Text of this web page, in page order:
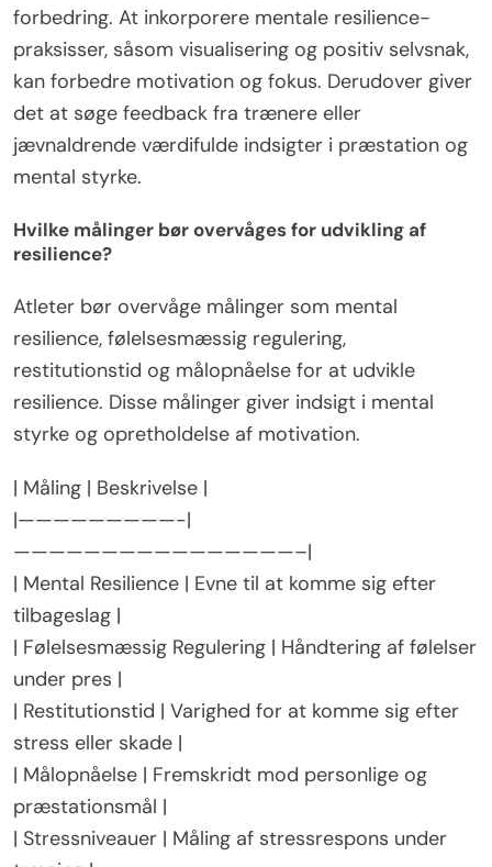
forbedring. At inkorporere mentale resilience-
praksisser, såsom visualisering og positiv selvsnak,
kan forbedre motivation og fokus. Derudover giver
det at søge feedback fra trænere eller
jævnaldrende værdifulde indsigter i præstation og
mental styrke.
Hvilke målinger bør overvåges for udvikling af
resilience?
Atleter bør overvåge målinger som mental
resilience, følelsesmæssig regulering,
restitutionstid og målopnåelse for at udvikle
resilience. Disse målinger giver indsigt i mental
styrke og opretholdelse af motivation.
| Måling | Beskrivelse |
|—————————-|
————————————————–|
| Mental Resilience | Evne til at komme sig efter
tilbageslag |
| Følelsesmæssig Regulering | Håndtering af følelser
under pres |
| Restitutionstid | Varighed for at komme sig efter
stress eller skade |
| Målopnåelse | Fremskridt mod personlige og
præstationsmål |
| Stressniveauer | Måling af stressrespons under